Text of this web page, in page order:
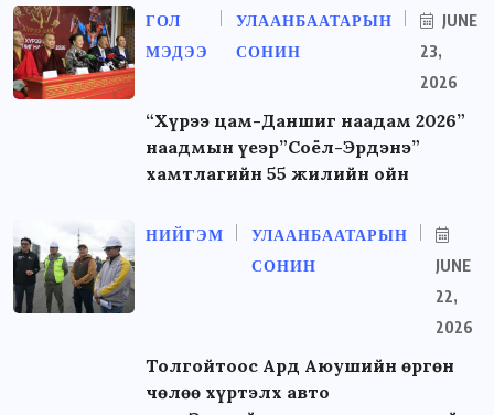
ГОЛ
МЭДЭЭ
УЛААНБААТАРЫН
СОНИН
JUNE
23,
2026
“Хүрээ цам-Даншиг наадам 2026”
наадмын үеэр”Соёл-Эрдэнэ”
хамтлагийн 55 жилийн ойн
НИЙГЭМ
УЛААНБААТАРЫН
СОНИН
JUNE
22,
2026
Толгойтоос Ард Аюушийн өргөн
чөлөө хүртэлх авто